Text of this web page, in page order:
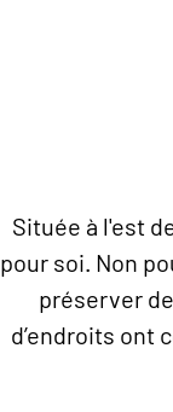
Située à l'est
pour soi. Non
préserver
d’endroits ont